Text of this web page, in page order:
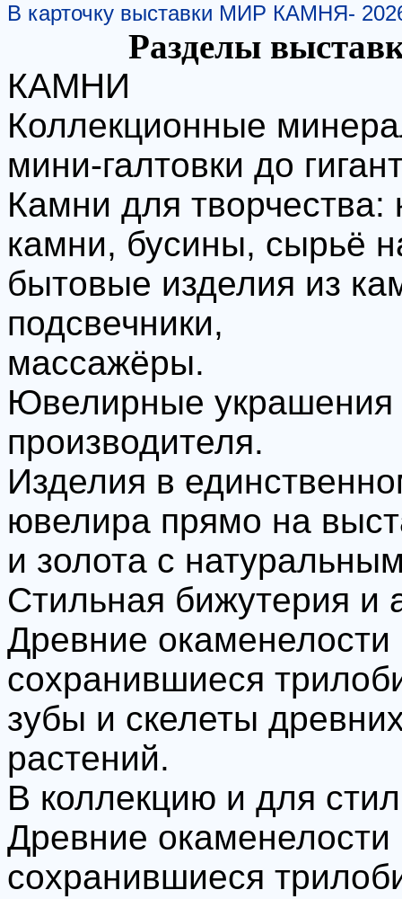
В карточку выставки МИР КАМНЯ-
Разделы
КАМНИ
Коллекционные
мини-галтовки до
Камни для
камни, бусины, сырьё
бытовые изделия из
подсвечники,
массажёры.
Ювелирные украшения
производителя.
Изделия в
ювелира прямо на
и золота с
Стильная бижутерия и
Древние
сохранившиеся
зубы и скелеты
растений.
В коллекцию и для
Древние
сохранившиеся